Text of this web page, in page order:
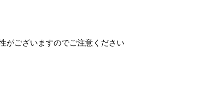
がございますのでご注意ください